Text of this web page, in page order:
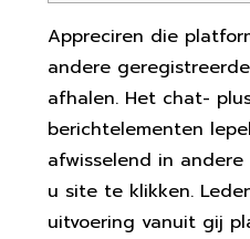
Appreciren die
andere
afhalen. Het chat-
berichtelementen
afwisselend in
u site te klikken.
uitvoering vanuit gij